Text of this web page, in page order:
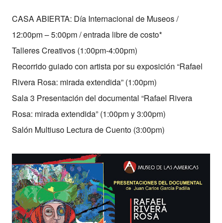
CASA ABIERTA: Día Internacional de Museos /
12:00pm – 5:00pm / entrada libre de costo*
Talleres Creativos (1:00pm-4:00pm)
Recorrido guiado con artista por su exposición “Rafael
Rivera Rosa: mirada extendida” (1:00pm)
Sala 3 Presentación del documental “Rafael Rivera
Rosa: mirada extendida” (1:00pm y 3:00pm)
Salón Multiuso Lectura de Cuento (3:00pm)